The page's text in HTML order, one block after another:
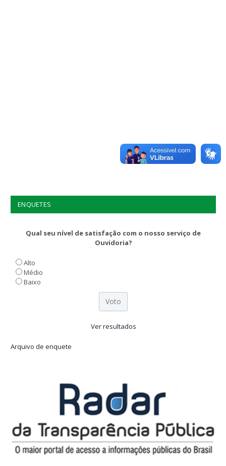
ENQUETES
Qual seu nível de satisfação com o nosso serviço de
Ouvidoria?
Alto
Médio
Baixo
Ver resultados
Arquivo de enquete